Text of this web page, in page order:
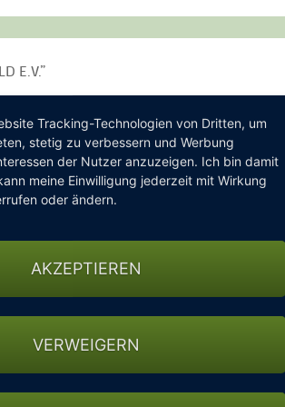
E.V.”
gelegen in einer Talmulde
Herzlichkeit.
Golf [&] Natur fordert durch
9 ein besonderes Highlight. Das
Spielbahnen volle
Übungsareal mit Putting- und
mit großzügiger
günstigen Komplettpreis ist unser Best
anmelden!
Tracking-Technologien von Dritten, um
stetig zu verbessern und Werbung
der Nutzer anzuzeigen. Ich bin damit
meine Einwilligung jederzeit mit Wirkung
oder ändern.
AKZEPTIEREN
VERWEIGERN